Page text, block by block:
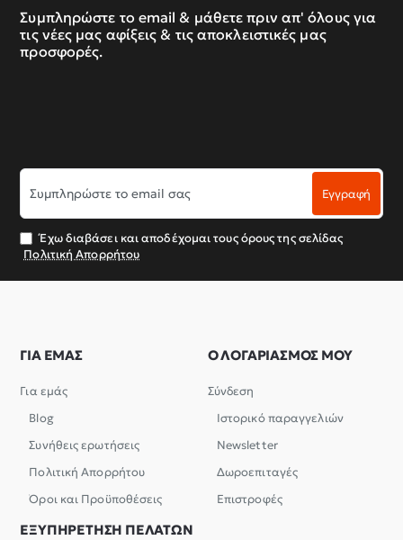
Συμπληρώστε το email & μάθετε πριν απ' όλους για
τις νέες μας αφίξεις & τις αποκλειστικές μας
προσφορές.
Συμπληρώστε
το
email
σας
Εγγραφή
Έχω διαβάσει και αποδέχομαι τους όρους της σελίδας
Πολιτική Απορρήτου
ΓΙΑ ΕΜΑΣ
Για εμάς
Blog
Συνήθεις ερωτήσεις
Πολιτική Απορρήτου
Όροι και Προϋποθέσεις
Ο ΛΟΓΑΡΙΑΣΜΟΣ ΜΟΥ
Σύνδεση
Ιστορικό παραγγελιών
Newsletter
Δωροεπιταγές
Επιστροφές
ΕΞΥΠΗΡΕΤΗΣΗ ΠΕΛΑΤΩΝ